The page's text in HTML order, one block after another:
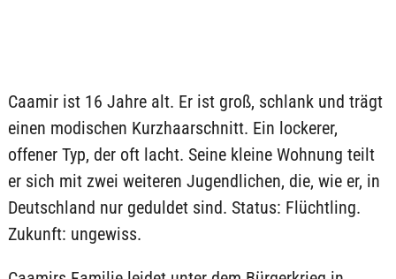
Caamir ist 16 Jahre alt. Er ist groß, schlank und trägt
einen modischen Kurzhaarschnitt. Ein lockerer,
offener Typ, der oft lacht. Seine kleine Wohnung teilt
er sich mit zwei weiteren Jugendlichen, die, wie er, in
Deutschland nur geduldet sind. Status: Flüchtling.
Zukunft: ungewiss.